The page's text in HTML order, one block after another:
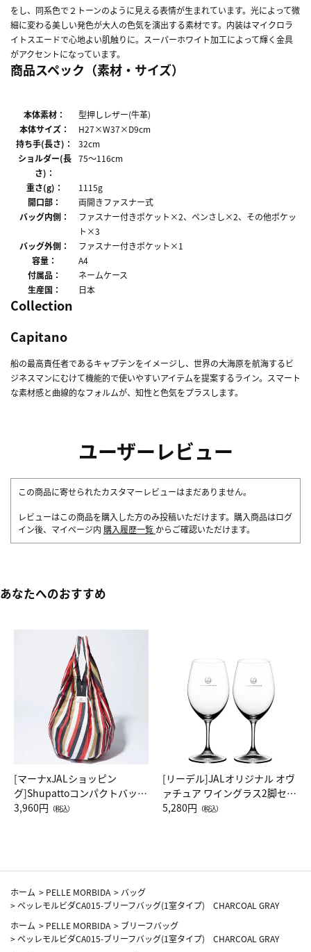
をし、同系色で２トーンのように見える表情が生まれています。光によって微
細に変わる美しい発色が大人の色気を演出する素材です。内装はマイクロラ
イトスエードで心地よい肌触りに。スーパーホワイト加工によって輝く金具
がアクセントになっています。
商品スペック（素材・サイズ）
本体素材：
型押しレザー(牛革)
本体サイズ：
H27×W37×D9cm
持ち手(長さ)：
32cm
ショルダー(長
さ)：
75～116cm
重さ(g)：
1115g
開口部：
両開きファスナー式
バッグ内側：
ファスナー付きポケット×2、ペンさし×2、その他ポケッ
ト×3
バッグ外側：
ファスナー付きポケット×1
容量：
A4
付属品：
ネームケース
生産国：
日本
Collection
Capitano
船の最高責任者であるキャプテンをイメージし、世界の大海原を航海するビ
ジネスマンにむけて機能的で使いやすいアイテムを提案するライン。スマート
な素材感と曲線的なフォルムが、知性と色気をプラスします。
ユーザーレビュー
この商品に寄せられたカスタマーレビューはまだありません。
レビューはこの商品を購入した方のみ投稿いただけます。購入商品はログ
イン後、マイページ内 購入履歴一覧 からご確認いただけます。
あなたへのおすすめ
[マーナxJALショッピン
グ]Shupattoコンパクトバッグ
Drop JAL客室乗務員（LC）ス
3,960円 （税込）
[リーデル]JALオリジナル オヴ
ァチュア ワイングラス2脚セッ
ト（レッドワイン）
5,280円 （税込）
ホーム > PELLE MORBIDA > バッグ
>ペッレモルビダCA015-ブリーフバッグ(1室タイプ) CHARCOAL GRAY
ホーム > PELLE MORBIDA > ブリーフバッグ
>ペッレモルビダCA015-ブリーフバッグ(1室タイプ) CHARCOAL GRAY